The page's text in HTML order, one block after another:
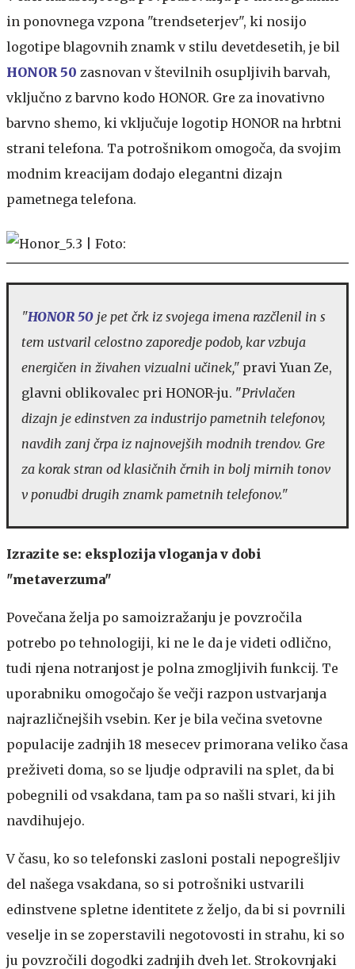
in ponovnega vzpona "trendseterjev", ki nosijo
logotipe blagovnih znamk v stilu devetdesetih, je bil
HONOR 50 zasnovan v številnih osupljivih barvah,
vključno z barvno kodo HONOR. Gre za inovativno
barvno shemo, ki vključuje logotip HONOR na hrbtni
strani telefona. Ta potrošnikom omogoča, da svojim
modnim kreacijam dodajo elegantni dizajn
pametnega telefona.
"HONOR 50 je pet črk iz svojega imena razčlenil in s
tem ustvaril celostno zaporedje podob, kar vzbuja
energičen in živahen vizualni učinek," pravi Yuan Ze,
glavni oblikovalec pri HONOR-ju. "Privlačen
dizajn je edinstven za industrijo pametnih telefonov,
navdih zanj črpa iz najnovejših modnih trendov. Gre
za korak stran od klasičnih črnih in bolj mirnih tonov
v ponudbi drugih znamk pametnih telefonov."
Izrazite se: eksplozija vloganja v dobi
"metaverzuma"
Povečana želja po samoizražanju je povzročila
potrebo po tehnologiji, ki ne le da je videti odlično,
tudi njena notranjost je polna zmogljivih funkcij. Te
uporabniku omogočajo še večji razpon ustvarjanja
najrazličnejših vsebin. Ker je bila večina svetovne
populacije zadnjih 18 mesecev primorana veliko časa
preživeti doma, so se ljudje odpravili na splet, da bi
pobegnili od vsakdana, tam pa so našli stvari, ki jih
navdihujejo.
V času, ko so telefonski zasloni postali nepogrešljiv
del našega vsakdana, so si potrošniki ustvarili
edinstvene spletne identitete z željo, da bi si povrnili
veselje in se zoperstavili negotovosti in strahu, ki so
ju povzročili dogodki zadnjih dveh let. Strokovnjaki